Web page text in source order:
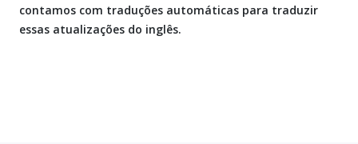
contamos com traduções automáticas para traduzir
essas atualizações do inglês.